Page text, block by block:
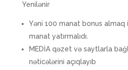
Yenilənir
Yəni 100 manat bonus almaq
manat yatırmalıdı.
MEDİA qəzet və saytlarla
nəticələrini açıqlayıb